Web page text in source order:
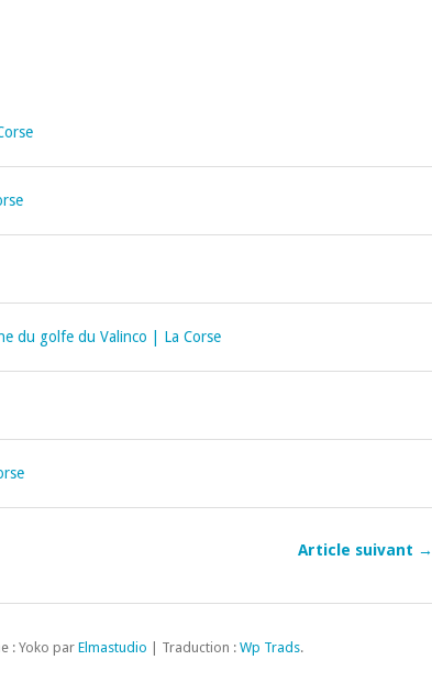
du golfe du Valinco | La Corse
Article suivant →
: Yoko par Elmastudio | Traduction : Wp Trads.